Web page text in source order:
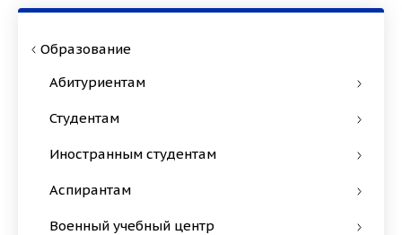
В ОРДИНАТУРУ
Образование
Абитуриентам
Студентам
Иностранным студентам
Аспирантам
Военный учебный центр